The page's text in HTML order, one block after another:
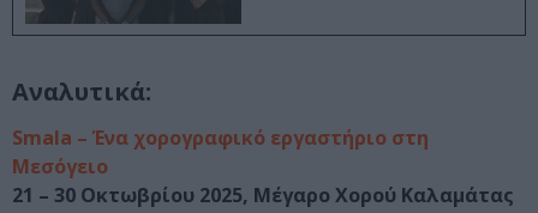
Αναλυτικά:
Smala – Ένα χορογραφικό εργαστήριο στη
Μεσόγειο
21 – 30 Οκτωβρίου 2025, Μέγαρο Χορού Καλαμάτας